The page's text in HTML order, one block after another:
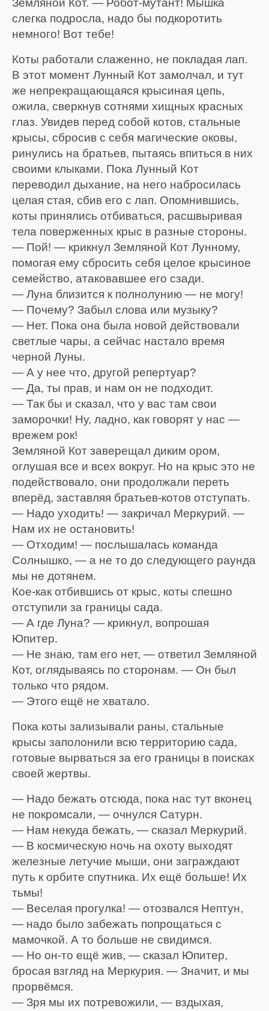
Земляной Кот. — Робот-мутант! Мышка
слегка подросла, надо бы подкоротить
немного! Вот тебе!
Коты работали слаженно, не покладая лап.
В этот момент Лунный Кот замолчал, и тут
же непрекращающаяся крысиная цепь,
ожила, сверкнув сотнями хищных красных
глаз. Увидев перед собой котов, стальные
крысы, сбросив с себя магические оковы,
ринулись на братьев, пытаясь впиться в них
своими клыками. Пока Лунный Кот
переводил дыхание, на него набросилась
целая стая, сбив его с лап. Опомнившись,
коты принялись отбиваться, расшвыривая
тела поверженных крыс в разные стороны.
— Пой! — крикнул Земляной Кот Лунному,
помогая ему сбросить себя целое крысиное
семейство, атаковавшее его сзади.
— Луна близится к полнолунию — не могу!
— Почему? Забыл слова или музыку?
— Нет. Пока она была новой действовали
светлые чары, а сейчас настало время
черной Луны.
— А у нее что, другой репертуар?
— Да, ты прав, и нам он не подходит.
— Так бы и сказал, что у вас там свои
заморочки! Ну, ладно, как говорят у нас —
врежем рок!
Земляной Кот заверещал диким ором,
оглушая все и всех вокруг. Но на крыс это не
подействовало, они продолжали переть
вперёд, заставляя братьев-котов отступать.
— Надо уходить! — закричал Меркурий. —
Нам их не остановить!
— Отходим! — послышалась команда
Солнышко, — а не то до следующего раунда
мы не дотянем.
Кое-как отбившись от крыс, коты спешно
отступили за границы сада.
— А где Луна? — крикнул, вопрошая
Юпитер.
— Не знаю, там его нет, — ответил Земляной
Кот, оглядываясь по сторонам. — Он был
только что рядом.
— Этого ещё не хватало.
Пока коты зализывали раны, стальные
крысы заполонили всю территорию сада,
готовые вырваться за его границы в поисках
своей жертвы.
— Надо бежать отсюда, пока нас тут вконец
не покромсали, — очнулся Сатурн.
— Нам некуда бежать, — сказал Меркурий.
— В космическую ночь на охоту выходят
железные летучие мыши, они заграждают
путь к орбите спутника. Их ещё больше! Их
тьмы!
— Веселая прогулка! — отозвался Нептун,
— надо было забежать попрощаться с
мамочкой. А то больше не свидимся.
— Но он-то ещё жив, — сказал Юпитер,
бросая взгляд на Меркурия. — Значит, и мы
прорвёмся.
— Зря мы их потревожили, — вздыхая,